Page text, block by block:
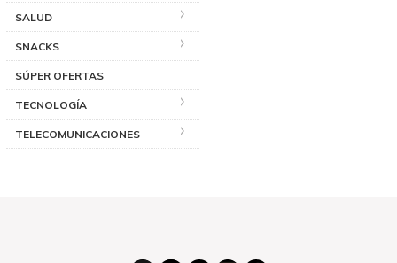
SALUD
SNACKS
SÚPER OFERTAS
TECNOLOGÍA
TELECOMUNICACIONES